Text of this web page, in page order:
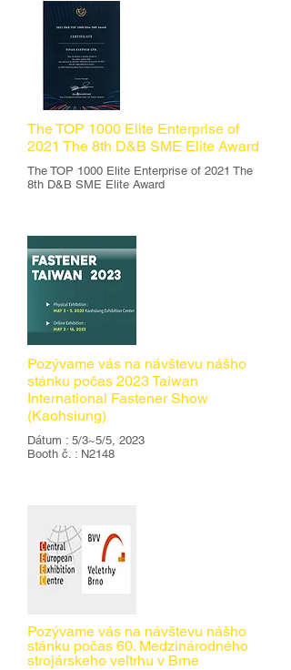
The TOP 1000 Elite Enterprise of
2021 The 8th D&B SME Elite Award
The TOP 1000 Elite Enterprise of 2021 The
8th D&B SME Elite Award
Pozývame vás na návštevu nášho
stánku počas 2023 Taiwan
International Fastener Show
(Kaohsiung)
Dátum : 5/3~5/5, 2023
Booth č. : N2148
​Pozývame vás na návštevu nášho
stánku počas 60. Medzinárodného
strojárskeho veľtrhu v Brne